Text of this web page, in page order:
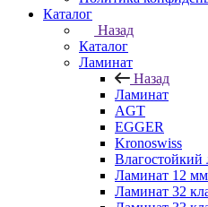
Каталог
Назад
Каталог
Ламинат
Назад
Ламинат
AGT
EGGER
Kronoswiss
Влагостойкий
Ламинат 12 мм
Ламинат 32